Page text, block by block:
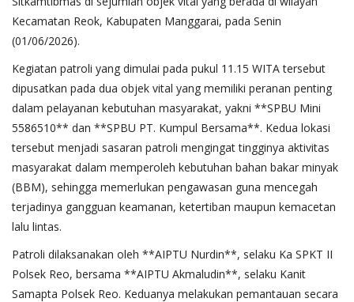
Kecamatan Reok, Kabupaten Manggarai, pada Senin
(01/06/2026).
Kegiatan patroli yang dimulai pada pukul 11.15 WITA tersebut
dipusatkan pada dua objek vital yang memiliki peranan penting
dalam pelayanan kebutuhan masyarakat, yakni **SPBU Mini
5586510** dan **SPBU PT. Kumpul Bersama**. Kedua lokasi
tersebut menjadi sasaran patroli mengingat tingginya aktivitas
masyarakat dalam memperoleh kebutuhan bahan bakar minyak
(BBM), sehingga memerlukan pengawasan guna mencegah
terjadinya gangguan keamanan, ketertiban maupun kemacetan
lalu lintas.
Patroli dilaksanakan oleh **AIPTU Nurdin**, selaku Ka SPKT II
Polsek Reo, bersama **AIPTU Akmaludin**, selaku Kanit
Samapta Polsek Reo. Keduanya melakukan pemantauan secara